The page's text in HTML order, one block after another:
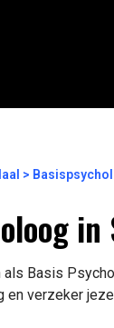
als Basis
en verzeker